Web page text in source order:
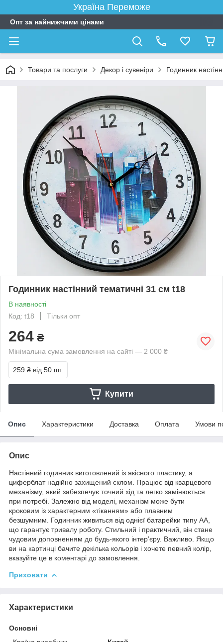
Україна Переможе
Опт за найнижчими цінами
Товари та послуги Декор і сувеніри Годинник
Годинник настінний тематичні 31 см t18
В наявності
Код: t18
Тільки опт
264 ₴
Мінімальна сума замовлення на сайті — 2 000 ₴
259 ₴ від 50 шт.
Купити
Опис Характеристики Доставка Оплата Умови
Опис
Настінний годинник виготовлений із якісного пластику, а
циферблат надійно захищений склом. Працює від кварцевого
механізму, який забезпечує точний хід та легко замінюється
при потребі. Залежно від моделі, механізм може бути
кроковим із характерним «тіканням» або плавним
безшумним. Годинник живиться від однієї батарейки типу АА,
що гарантує тривалу роботу. Стильний і практичний, він стане
чудовим доповненням до будь-якого інтер’єру. Важливо. Якщо
ви на картинці бачите декілька кольорів і хочете певний колір,
вказуйте це в коментарі до замовлення.
Приховати
Характеристики
Основні